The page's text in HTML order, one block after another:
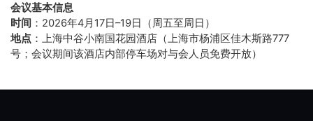
会议基本信息
时间 ：2026年4月17日–19日（周五至周日）
地点 ：上海中谷小南国花园酒店（上海市杨浦区佳木斯路777
号；会议期间该酒店内部停车场对与会人员免费开放）